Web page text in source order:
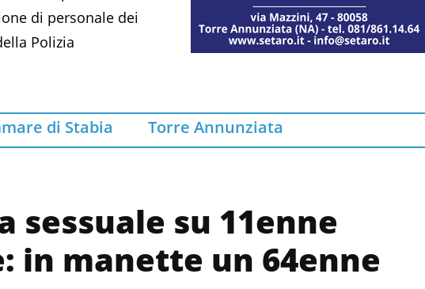
di personale dei
Polizia
di Stabia Torre Annunziata
sessuale su 11enne
in manette un 64enne